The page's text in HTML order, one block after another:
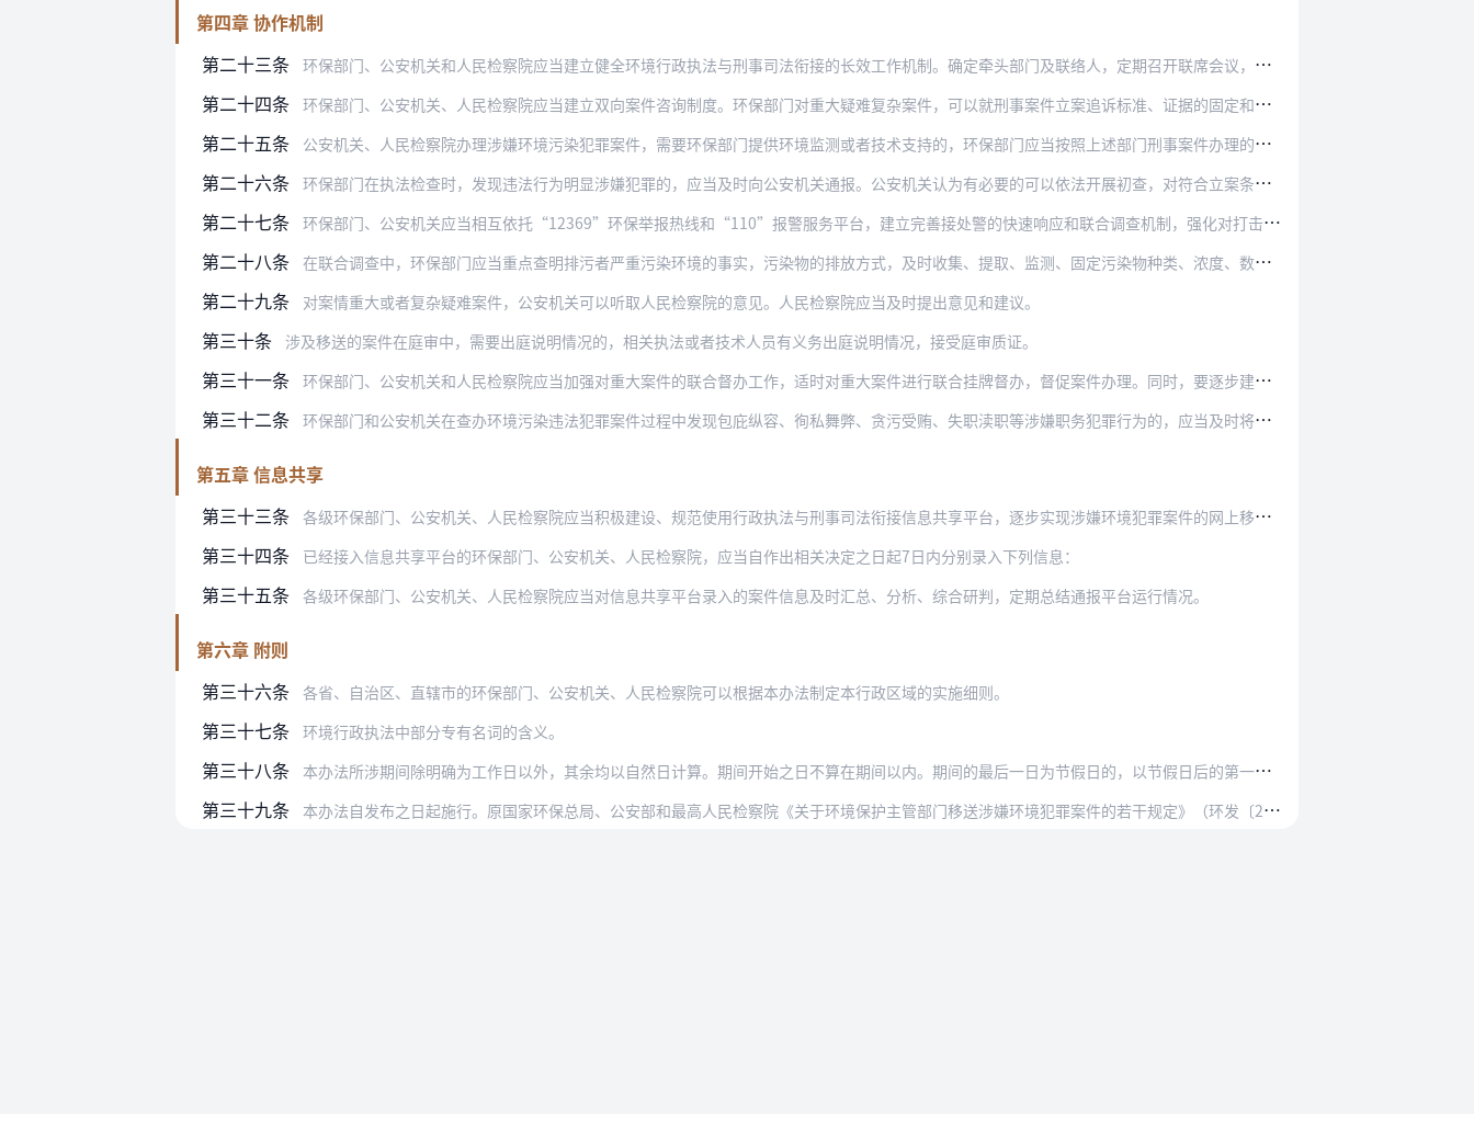
第四章 协作机制
第二十三条
环保部门、公安机关和人民检察院应当建立健全环境行政执法与刑事司法衔接的长效工作机制。确定牵头部门及联络人，定期召开联席会议，通报衔接工作情况，研究存在的问题，提…
第二十四条 环保部门、公安机关、人民检察院应当建立双向案件咨询制度。环保部门对重大疑难复杂案件，可以就刑事案件立案追诉标准、证据的固定和保全等问题咨询公安机关、人民检察院；…
第二十五条 公安机关、人民检察院办理涉嫌环境污染犯罪案件，需要环保部门提供环境监测或者技术支持的，环保部门应当按照上述部门刑事案件办理的法定时限要求积极协助，及时提供现场勘…
第二十六条 环保部门在执法检查时，发现违法行为明显涉嫌犯罪的，应当及时向公安机关通报。公安机关认为有必要的可以依法开展初查，对符合立案条件的，应当及时依法立案侦查。在公安机…
第二十七条 环保部门、公安机关应当相互依托“12369”环保举报热线和“110”报警服务平台，建立完善接处警的快速响应和联合调查机制，强化对打击涉嫌环境犯罪的联勤联动。在办…
第二十八条 在联合调查中，环保部门应当重点查明排污者严重污染环境的事实，污染物的排放方式，及时收集、提取、监测、固定污染物种类、浓度、数量、排放去向等。公安机关应当注意控制…
第二十九条 对案情重大或者复杂疑难案件，公安机关可以听取人民检察院的意见。人民检察院应当及时提出意见和建议。
第三十条 涉及移送的案件在庭审中，需要出庭说明情况的，相关执法或者技术人员有义务出庭说明情况，接受庭审质证。
第三十一条 环保部门、公安机关和人民检察院应当加强对重大案件的联合督办工作，适时对重大案件进行联合挂牌督办，督促案件办理。同时，要逐步建立专家库，吸纳污染防治、重点行业以及…
第三十二条 环保部门和公安机关在查办环境污染违法犯罪案件过程中发现包庇纵容、徇私舞弊、贪污受贿、失职渎职等涉嫌职务犯罪行为的，应当及时将线索移送人民检察院。
第五章 信息共享
第三十三条
各级环保部门、公安机关、人民检察院应当积极建设、规范使用行政执法与刑事司法衔接信息共享平台，逐步实现涉嫌环境犯罪案件的网上移送、网上受理和网上监督。
第三十四条 已经接入信息共享平台的环保部门、公安机关、人民检察院，应当自作出相关决定之日起7日内分别录入下列信息：
第三十五条 各级环保部门、公安机关、人民检察院应当对信息共享平台录入的案件信息及时汇总、分析、综合研判，定期总结通报平台运行情况。
第六章 附则
第三十六条
各省、自治区、直辖市的环保部门、公安机关、人民检察院可以根据本办法制定本行政区域的实施细则。
第三十七条 环境行政执法中部分专有名词的含义。
第三十八条 本办法所涉期间除明确为工作日以外，其余均以自然日计算。期间开始之日不算在期间以内。期间的最后一日为节假日的，以节假日后的第一日为期满日期。
第三十九条 本办法自发布之日起施行。原国家环保总局、公安部和最高人民检察院《关于环境保护主管部门移送涉嫌环境犯罪案件的若干规定》（环发〔2007〕78号）同时废止。